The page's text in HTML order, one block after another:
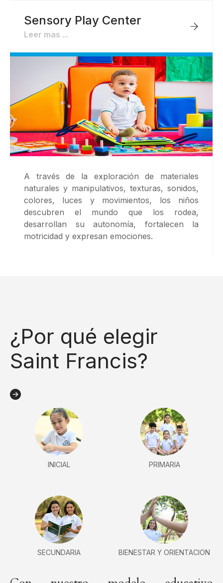
Sensory Play Center
Leer mas ...
A través de la exploración de materiales
naturales y manipulativos, texturas, sonidos,
colores, luces y movimientos, los niños
descubren el mundo que los rodea,
desarrollan su autonomía, fortalecen la
motricidad y expresan emociones.
¿Por qué elegir
Saint Francis?
INICIAL PRIMARIA
SECUNDARIA BIENESTAR Y ORIENTACION